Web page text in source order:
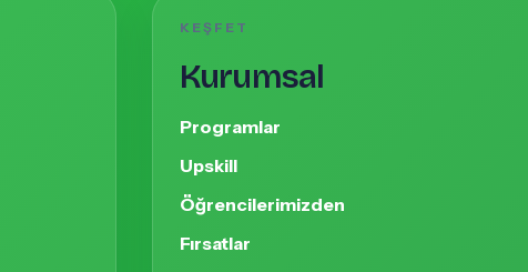
KEŞFET
Kurumsal
Programlar
Upskill
Öğrencilerimizden
Fırsatlar